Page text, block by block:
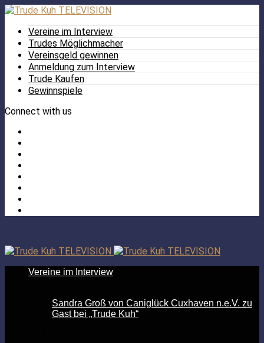
Vereine im Interview
Trudes Möglichmacher
Vereinsgeld gewinnen
Anmeldung zum Interview
Trude Kaufen
Gewinnspiele
Connect with us
Vereine im Interview
Sandra Groß von Caniglück Cuxhaven n.e.V. zu
Gast bei „Trude Kuh“